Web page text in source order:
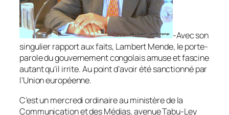
-Avec son
singulier rapport aux faits, Lambert Mende, le porte-
parole du gouvernement congolais amuse et fascine
autant qu’il irrite. Au point d’avoir été sanctionné par
l’Union européenne.
C’est un mercredi ordinaire au ministère de la
Communication et des Médias, avenue Tabu-Ley